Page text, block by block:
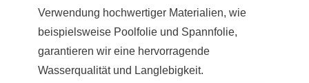
Verwendung hochwertiger Materialien, wie
beispielsweise Poolfolie und Spannfolie,
garantieren wir eine hervorragende
Wasserqualität und Langlebigkeit.